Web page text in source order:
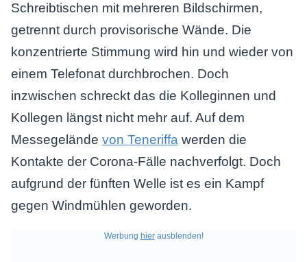
Schreibtischen mit mehreren Bildschirmen,
getrennt durch provisorische Wände. Die
konzentrierte Stimmung wird hin und wieder von
einem Telefonat durchbrochen. Doch
inzwischen schreckt das die Kolleginnen und
Kollegen längst nicht mehr auf. Auf dem
Messegelände von Teneriffa werden die
Kontakte der Corona-Fälle nachverfolgt. Doch
aufgrund der fünften Welle ist es ein Kampf
gegen Windmühlen geworden.
Werbung hierausblenden!